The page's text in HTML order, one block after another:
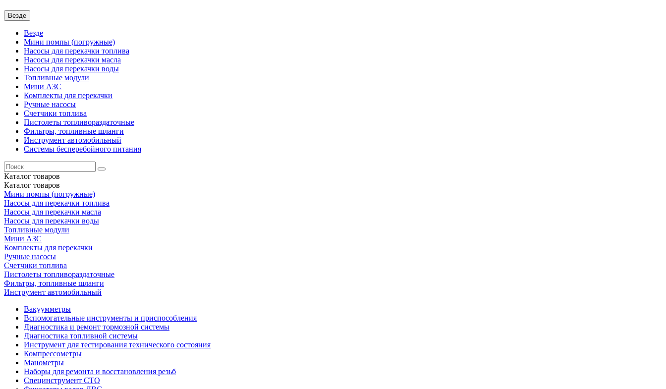
Везде
Везде
Мини помпы (погружные)
Насосы для перекачки топлива
Насосы для перекачки масла
Насосы для перекачки воды
Топливные модули
Мини АЗС
Комплекты для перекачки
Ручные насосы
Счетчики топлива
Пистолеты топливораздаточные
Фильтры, топливные шланги
Инструмент автомобильный
Системы бесперебойного питания
Каталог товаров
Каталог товаров
Мини помпы (погружные)
Насосы для перекачки топлива
Насосы для перекачки масла
Насосы для перекачки воды
Топливные модули
Мини АЗС
Комплекты для перекачки
Ручные насосы
Счетчики топлива
Пистолеты топливораздаточные
Фильтры, топливные шланги
Инструмент автомобильный
Вакуумметры
Вспомогательные инструменты и приспособления
Диагностика и ремонт тормозной системы
Диагностика топливной системы
Инструмент для тестирования технического состояния
Компрессометры
Манометры
Наборы для ремонта и восстановления резьб
Специнструмент СТО